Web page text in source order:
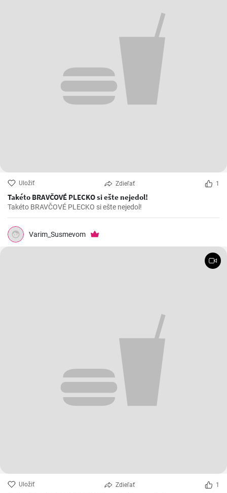
Uložiť Zdieľať 1
Takéto BRAVČOVÉ PLECKO si ešte nejedol!
Takéto BRAVČOVÉ PLECKO si ešte nejedol!
Varim_Susmevom
Uložiť Zdieľať 1